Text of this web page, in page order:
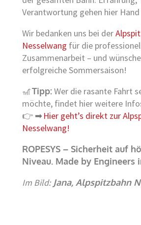
Verantwortung gehen hier Hand
Wir bedanken uns bei der
Nesselwang für die
Zusammenarbeit – und
erfolgreiche Sommersaison!
🎢Tipp:Wer die rasante Fahrt
möchte, findet hier weitere
👉 ➡Hier geht’s direkt zur
Nesselwang!
ROPESYS – Sicherheit auf
Niveau. Made by Engineers
Im Bild:Jana, Alpspitzbahn